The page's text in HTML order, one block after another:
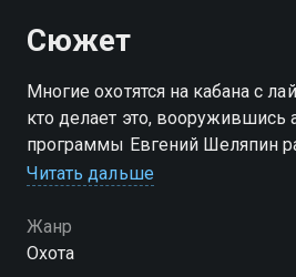
Сюжет
Многие охотятся на кабана с
кто делает это,
программы Евгений Шеляпин
своём опыте такой охоты и
Читать дальше
Жанр
Охота